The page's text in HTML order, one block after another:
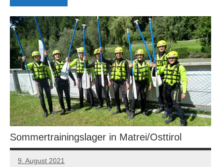
Allgemein
Sommertrainingslager in Matrei/Osttirol
9. August 2021